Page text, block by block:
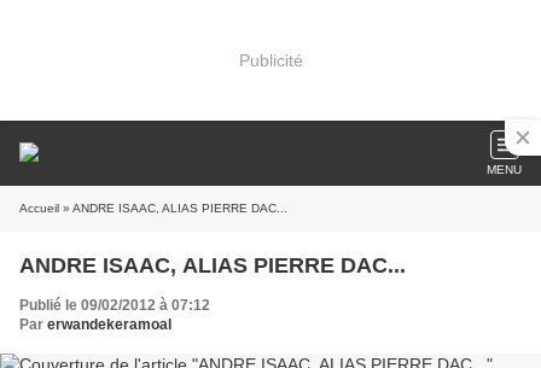
Publicité
MENU
Accueil » ANDRE ISAAC, ALIAS PIERRE DAC...
ANDRE ISAAC, ALIAS PIERRE DAC...
Publié le 09/02/2012 à 07:12
Par erwandekeramoal